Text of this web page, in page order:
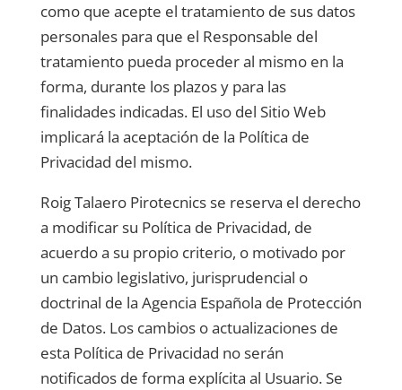
como que acepte el tratamiento de sus datos
personales para que el Responsable del
tratamiento pueda proceder al mismo en la
forma, durante los plazos y para las
finalidades indicadas. El uso del Sitio Web
implicará la aceptación de la Política de
Privacidad del mismo.
Roig Talaero Pirotecnicsse reserva el derecho
a modificar su Política de Privacidad, de
acuerdo a su propio criterio, o motivado por
un cambio legislativo, jurisprudencial o
doctrinal de la Agencia Española de Protección
de Datos. Los cambios o actualizaciones de
esta Política de Privacidad no serán
notificados de forma explícita al Usuario. Se